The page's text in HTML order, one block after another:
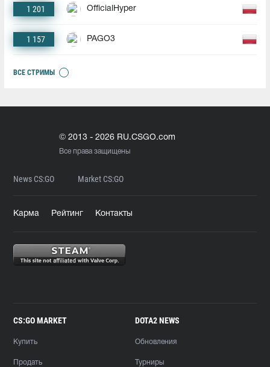
1 201 OfficialHyper
1 157 PAGO3
ВСЕ СТРИМЫ
© 2013 - 2026 RU.CSGO.com
Все права защищены
News CS:GO Market CS:GO
Карма Рейтинг Контакты
CS:GO MARKET
Купить
Продать
DOTA2 NEWS
Обновления
Турниры